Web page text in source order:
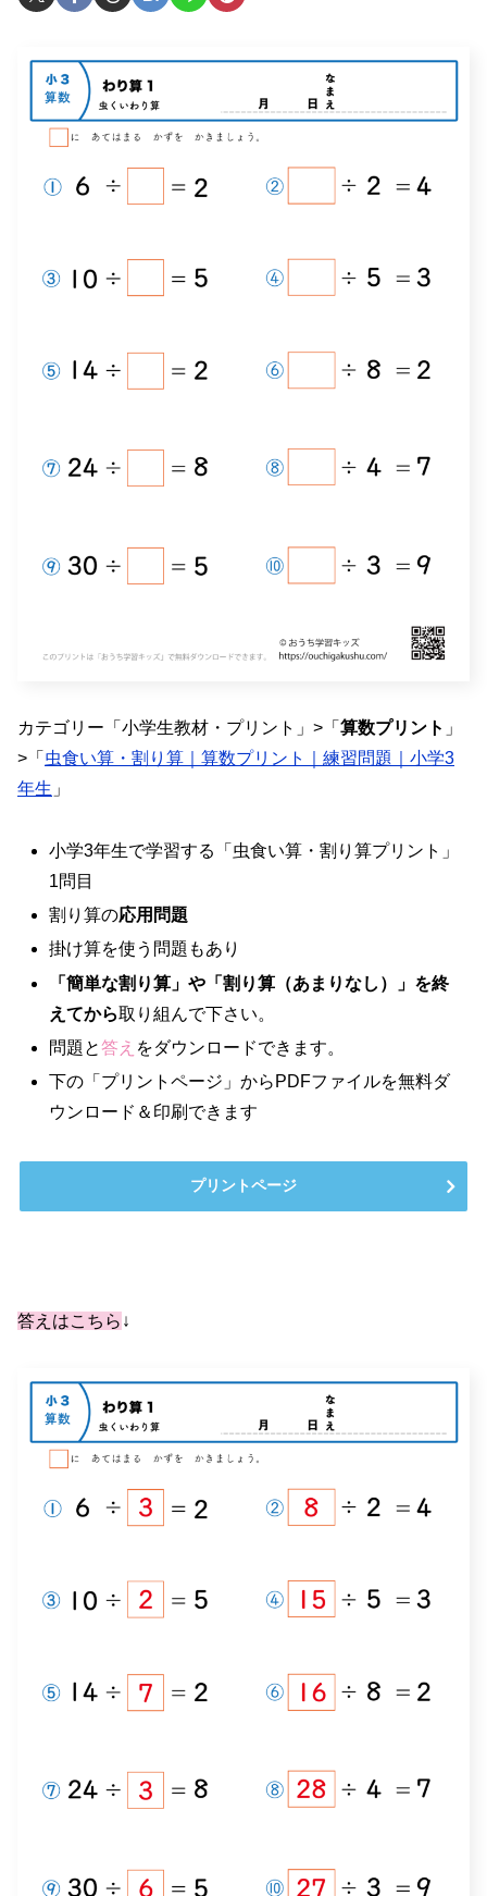
カテゴリー「小学生教材・プリント」>「 算数プリント 」
>「 虫食い算・割り算｜算数プリント｜練習問題｜小学3
年生 」
小学3年生で学習する「虫食い算・割り算プリント」
1問目
割り算の応用問題
掛け算を使う問題もあり
「簡単な割り算」や「割り算（あまりなし）」を終
えてから取り組んで下さい。
問題と答え をダウンロードできます。
下の「プリントページ」からPDFファイルを無料ダ
ウンロード＆印刷できます
プリントページ
答えはこちら ↓